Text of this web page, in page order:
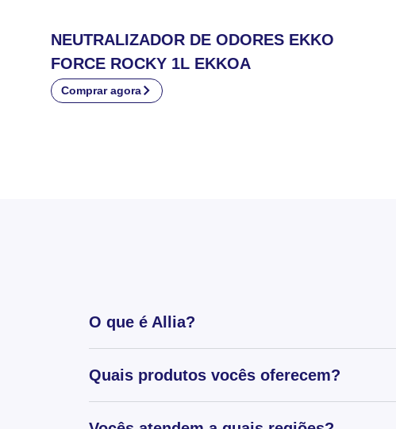
NEUTRALIZADOR DE ODORES EKKO
FORCE ROCKY 1L EKKOA
Comprar agora
O que é Allia?
Quais produtos vocês oferecem?